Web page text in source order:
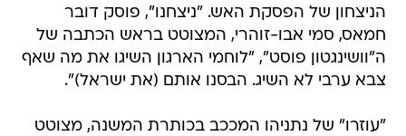
הניצחון של הפסקת האש. "ניצחנו", פוסק דובר
חמאס, סמי אבו-זוהרי, המצוטט בראש הכתבה של
ה"וושינגטון פוסט", "לוחמי הארגון השיגו את מה שאף
צבא ערבי לא השיג. הבסנו אותם (את ישראל)".
"עוזרו" של נתניהו המככב בכותרת המשנה, מצוטט